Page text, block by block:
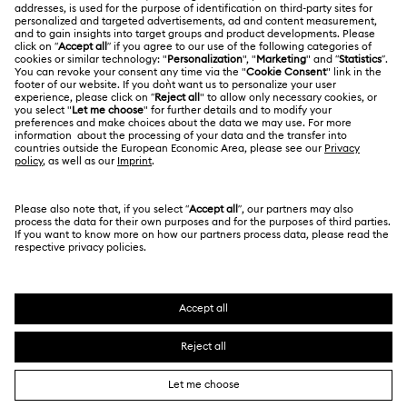
Contacto
Guía de tamaños
Buscador de tiendas
Trabaja con nosotros
Alumni Community
Para profesionales
Mapa Web
Kristallwelten
CONDICIONES LEGALES
Condiciones De Uso
Terminos & Condiciones
Política De Privacidad
Pie De Imprenta
Otros países/regiones
English
Deutsch Español Français
SWAROVSKI® y el logotipo del cisne son marcas
comerciales registradas de Swarovski AG.